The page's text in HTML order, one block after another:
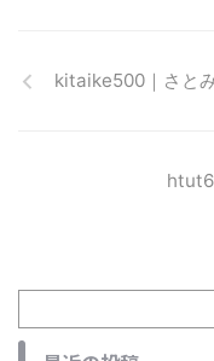
kitaike500｜さと